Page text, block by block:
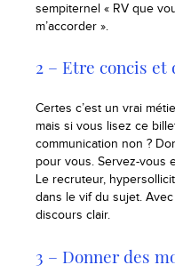
sempiternel « RV que
m’accorder ».
2 – Etre concis et
Certes c’est un vrai
mais si vous lisez ce
communication non ?
pour vous. Servez-vous
Le recruteur,
dans le vif du sujet.
discours clair.
3 – Donner des